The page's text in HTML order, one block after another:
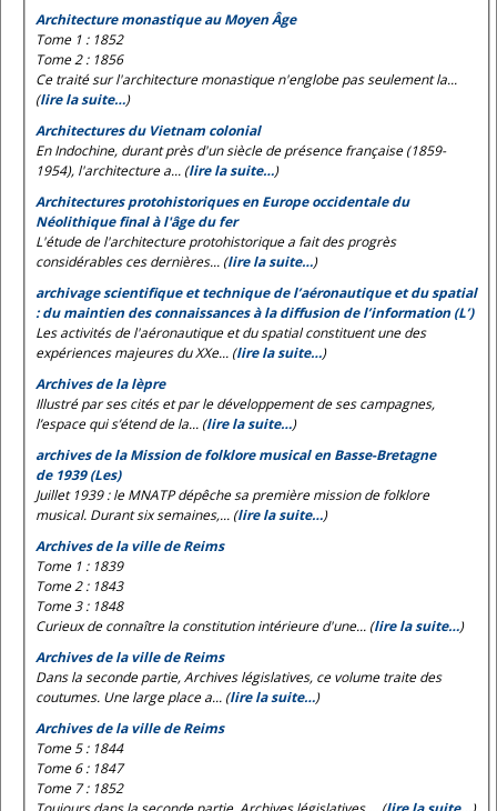
Architecture monastique au Moyen Âge
Tome 1 : 1852
Tome 2 : 1856
Ce traité sur l'architecture monastique n'englobe pas seulement la...
(lire la suite…)
Architectures du Vietnam colonial
En Indochine, durant près d'un siècle de présence française (1859-
1954), l'architecture a... (lire la suite…)
Architectures protohistoriques en Europe occidentale du
Néolithique final à l'âge du fer
L'étude de l'architecture protohistorique a fait des progrès
considérables ces dernières... (lire la suite…)
archivage scientifique et technique de l’aéronautique et du spatial
: du maintien des connaissances à la diffusion de l’information (L’)
Les activités de l'aéronautique et du spatial constituent une des
expériences majeures du XXe... (lire la suite…)
Archives de la lèpre
Illustré par ses cités et par le développement de ses campagnes,
l’espace qui s’étend de la... (lire la suite…)
archives de la Mission de folklore musical en Basse-Bretagne
de 1939 (Les)
Juillet 1939 : le MNATP dépêche sa première mission de folklore
musical. Durant six semaines,... (lire la suite…)
Archives de la ville de Reims
Tome 1 : 1839
Tome 2 : 1843
Tome 3 : 1848
Curieux de connaître la constitution intérieure d'une... (lire la suite…)
Archives de la ville de Reims
Dans la seconde partie, Archives législatives, ce volume traite des
coutumes. Une large place a... (lire la suite…)
Archives de la ville de Reims
Tome 5 : 1844
Tome 6 : 1847
Tome 7 : 1852